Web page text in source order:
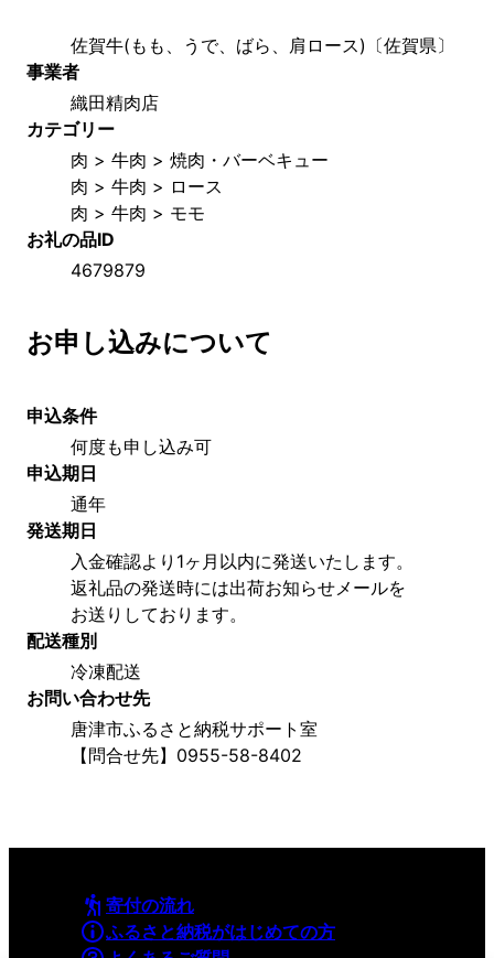
佐賀牛(もも、うで、ばら、肩ロース)〔佐賀県〕
事業者
織田精肉店
カテゴリー
肉 > 牛肉 > 焼肉・バーベキュー
肉 > 牛肉 > ロース
肉 > 牛肉 > モモ
お礼の品ID
4679879
お申し込みについて
申込条件
何度も申し込み可
申込期日
通年
発送期日
入金確認より1ヶ月以内に発送いたします。
返礼品の発送時には出荷お知らせメールを
お送りしております。
配送種別
冷凍配送
お問い合わせ先
唐津市ふるさと納税サポート室
【問合せ先】0955-58-8402
寄付の流れ
ふるさと納税がはじめての方